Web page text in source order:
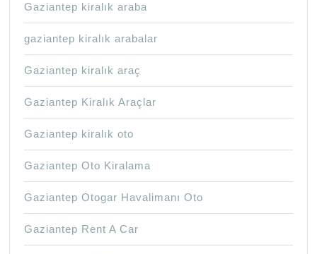
Gaziantep kiralık araba
gaziantep kiralık arabalar
Gaziantep kiralık araç
Gaziantep Kiralık Araçlar
Gaziantep kiralık oto
Gaziantep Oto Kiralama
Gaziantep Otogar Havalimanı Oto
Gaziantep Rent A Car